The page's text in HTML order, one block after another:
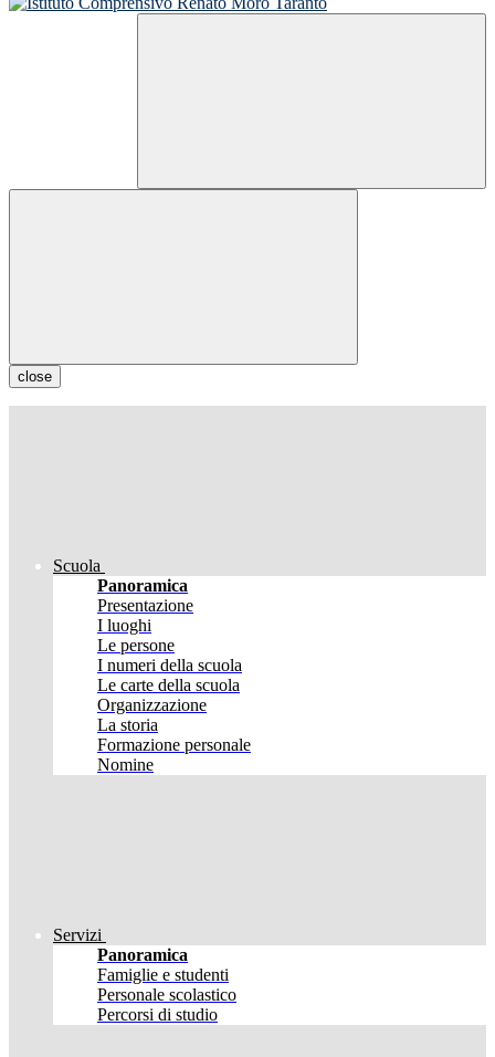
close
Scuola
Panoramica
Presentazione
I luoghi
Le persone
I numeri della scuola
Le carte della scuola
Organizzazione
La storia
Formazione personale
Nomine
Servizi
Panoramica
Famiglie e studenti
Personale scolastico
Percorsi di studio